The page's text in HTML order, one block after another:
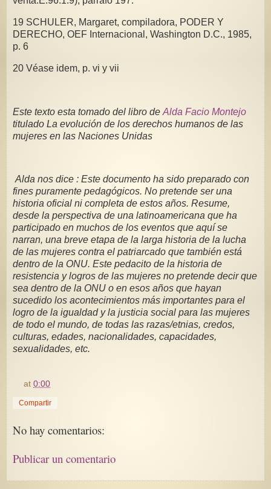
19 SCHULER, Margaret, compiladora, PODER Y
DERECHO, OEF Internacional, Washington D.C., 1985,
p. 6
20 Véase idem, p. vi y vii
Este texto esta tomado del libro de Alda Facio Montejo
titulado La evolución de los derechos humanos de las
mujeres en las Naciones Unidas
Alda nos dice : Este documento ha sido preparado con
fines puramente pedagógicos. No pretende ser una
historia oficial ni completa de estos años. Resume,
desde la perspectiva de una latinoamericana que ha
participado en muchos de los eventos que aquí se
narran, una breve etapa de la larga historia de la lucha
de las mujeres contra el patriarcado que también está
dentro de la ONU. Este pedacito de la historia de
resistencia y logros de las mujeres no pretende decir que
sea dentro de la ONU o en esos años que hayan
sucedido los acontecimientos más importantes para el
logro de la igualdad y la justicia social para las mujeres
de todo el mundo, de todas las razas/etnias, credos,
culturas, edades, nacionalidades, capacidades,
sexualidades, etc.
at0:00
Compartir
No hay comentarios:
Publicar un comentario